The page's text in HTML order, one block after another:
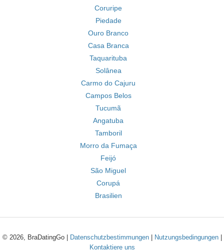
Coruripe
Piedade
Ouro Branco
Casa Branca
Taquarituba
Solânea
Carmo do Cajuru
Campos Belos
Tucumã
Angatuba
Tamboril
Morro da Fumaça
Feijó
São Miguel
Corupá
Brasilien
© 2026, BraDatingGo | Datenschutzbestimmungen| Nutzungsbedingungen|
Kontaktiere uns